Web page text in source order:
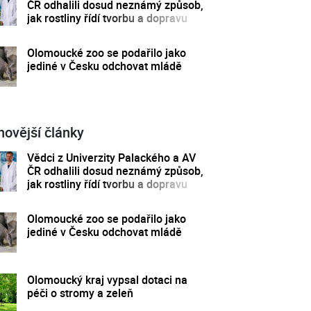
ČR odhalili dosud neznámý způsob,
jak rostliny řídí tvorbu a dopravu
Olomoucké zoo se podařilo jako
jediné v Česku odchovat mládě
články
Vědci z Univerzity Palackého a AV
ČR odhalili dosud neznámý způsob,
jak rostliny řídí tvorbu a dopravu
Olomoucké zoo se podařilo jako
jediné v Česku odchovat mládě
Olomoucký kraj vypsal dotaci na
péči o stromy a zeleň